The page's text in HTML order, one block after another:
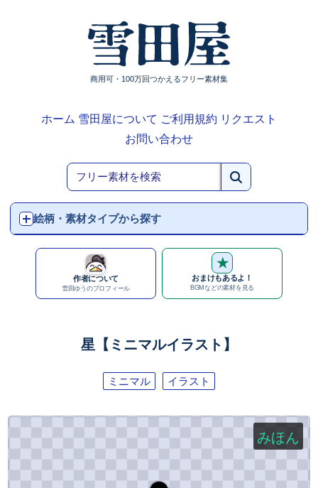
商用可・100万回つかえるフリー素材集
ホーム 雪田屋について ご利用規約 リクエスト
お問い合わせ
絵柄・素材タイプから探す
作者について
雪田ゆうのプロフィール
★
おまけもあるよ！
BGMなどの素材を見る
星【ミニマルイラスト】
ミニマル イラスト
みほん